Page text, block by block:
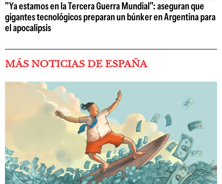
"Ya estamos en la Tercera Guerra Mundial": aseguran que
gigantes tecnológicos preparan un búnker en Argentina para
el apocalipsis
MÁS NOTICIAS DE ESPAÑA